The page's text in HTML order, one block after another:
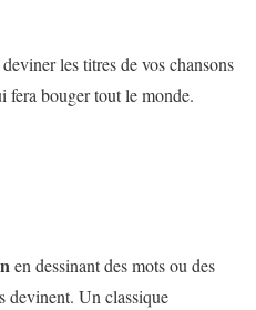
les titres de vos chansons
fera bouger tout le monde.
en dessinant des mots ou des
devinent. Un classique